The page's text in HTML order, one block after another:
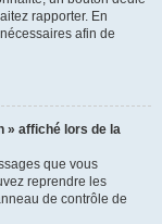
rapporter. En
afin de
» affiché lors de la
que vous
reprendre les
de contrôle de